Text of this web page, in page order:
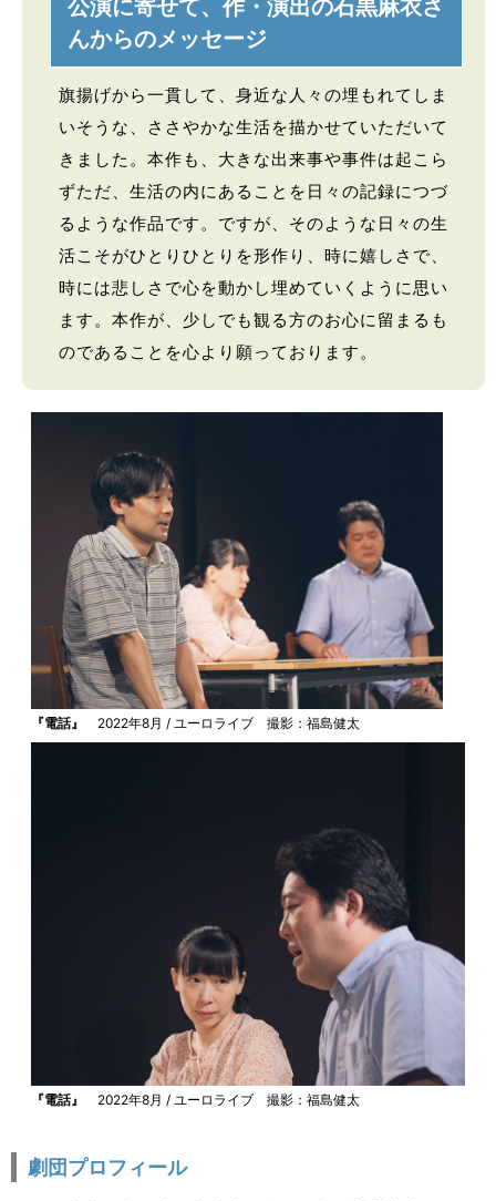
公演に寄せて、作・演出の石黒麻衣さ
んからのメッセージ
旗揚げから一貫して、身近な人々の埋もれてしま
いそうな、ささやかな生活を描かせていただいて
きました。本作も、大きな出来事や事件は起こら
ずただ、生活の内にあることを日々の記録につづ
るような作品です。ですが、そのような日々の生
活こそがひとりひとりを形作り、時に嬉しさで、
時には悲しさで心を動かし埋めていくように思い
ます。本作が、少しでも観る方のお心に留まるも
のであることを心より願っております。
『電話』 2022年8月 / ユーロライブ 撮影：福島健太
『電話』 2022年8月 / ユーロライブ 撮影：福島健太
劇団プロフィール